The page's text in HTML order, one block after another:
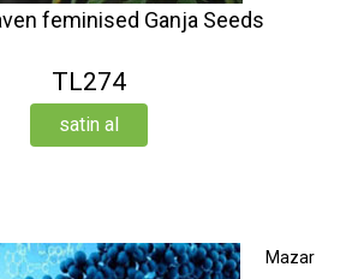
feminised Ganja Seeds
TL274
satin al
Mazar